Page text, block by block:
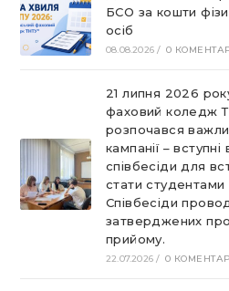
БСО за кошти
осіб
08.08.2026 / 0
21 липня 2026
фаховий коледж
розпочався
кампанії –
співбесіди для
стати студентами
Співбесіди
затверджених
прийому.
22.07.2026 / 0